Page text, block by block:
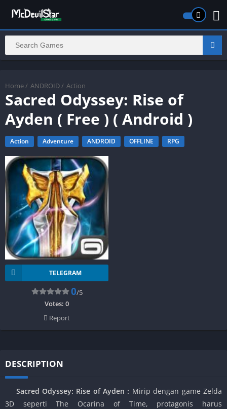
Home / ANDROID / Action
Sacred Odyssey: Rise of
Ayden ( Free ) ( Android )
Action Adventure ANDROID OFFLINE RPG
TELEGRAM
0/5
Votes: 0
Report
DESCRIPTION
Sacred Odyssey: Rise of Ayden : Mirip dengan game Zelda
3D seperti The Ocarina of Time, protagonis harus